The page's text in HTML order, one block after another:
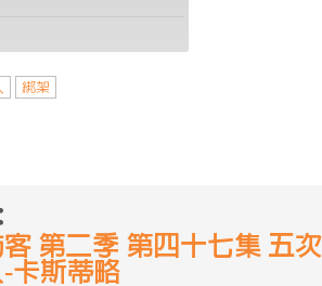
綁架
第二季 第四十七集 五
-卡斯蒂略